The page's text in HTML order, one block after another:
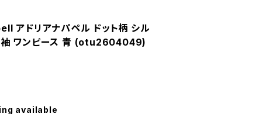
アドリアナパペル ドット柄 シル
袖 ワンピース 青 (otu2604049)
available